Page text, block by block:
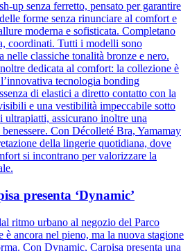
up senza ferretto, pensato per garantire
forme senza rinunciare al comfort e
moderna e sofisticata. Completano
coordinati. Tutti i modelli sono
classiche tonalità bronze e nero.
dedicata al comfort: la collezione è
tecnologia bonding
di elastici a diretto contatto con la
e una vestibilità impeccabile sotto
assicurano inoltre una
Con Décolleté Bra, Yamamay
della lingerie quotidiana, dove
si incontrano per valorizzare la
presenta ‘Dynamic’
ritmo urbano al negozio del Parco
è ancora nel pieno, ma la nuova stagione
Con Dynamic, Carpisa presenta una